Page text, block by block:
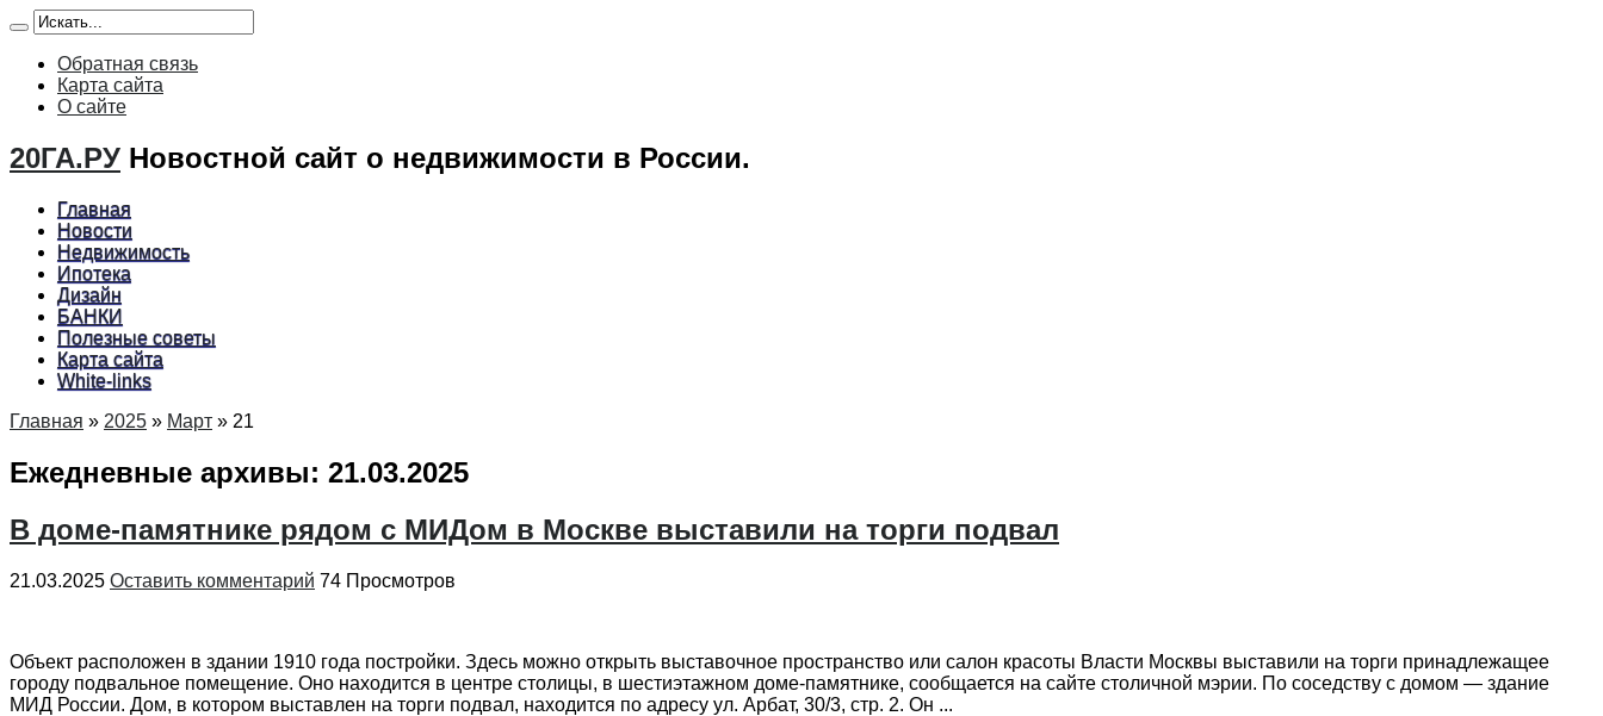
Обратная связь
Карта сайта
О сайте
20ГА.РУ Новостной сайт о недвижимости в России.
Главная
Новости
Недвижимость
Ипотека
Дизайн
БАНКИ
Полезные советы
Карта сайта
White-links
Главная » 2025 » Март » 21
Ежедневные архивы: 21.03.2025
В доме-памятнике рядом с МИДом в Москве выставили на торги подвал
21.03.2025 Оставить комментарий 74 Просмотров
Объект расположен в здании 1910 года постройки. Здесь можно открыть выставочное пространство или салон красоты Власти Москвы выставили на торги принадлежащее
городу подвальное помещение. Оно находится в центре столицы, в шестиэтажном доме-памятнике, сообщается на сайте столичной мэрии. По соседству с домом — здание
МИД России. Дом, в котором выставлен на торги подвал, находится по адресу ул. Арбат, 30/3, стр. 2. Он ...